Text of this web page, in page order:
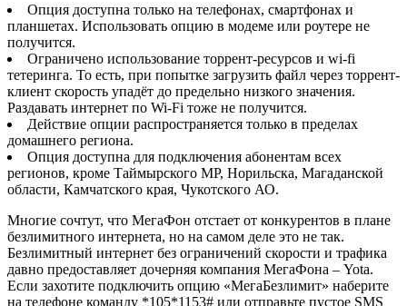
Опция доступна только на телефонах, смартфонах и
планшетах. Использовать опцию в модеме или роутере не
получится.
Ограничено использование торрент-ресурсов и wi-fi
тетеринга. То есть, при попытке загрузить файл через торрент-
клиент скорость упадёт до предельно низкого значения.
Раздавать интернет по Wi-Fi тоже не получится.
Действие опции распространяется только в пределах
домашнего региона.
Опция доступна для подключения абонентам всех
регионов, кроме Таймырского МР, Норильска, Магаданской
области, Камчатского края, Чукотского АО.
Многие сочтут, что МегаФон отстает от конкурентов в плане
безлимитного интернета, но на самом деле это не так.
Безлимитный интернет без ограничений скорости и трафика
давно предоставляет дочерняя компания МегаФона – Yota.
Если захотите подключить опцию «МегаБезлимит» наберите
на телефоне команду *105*1153# или отправьте пустое SMS